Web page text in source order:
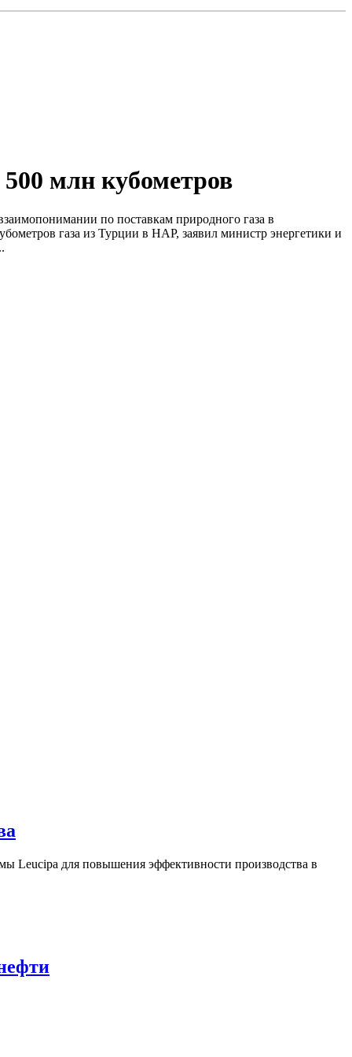
млн кубометров
по поставкам природного газа в
газа из Турции в НАР, заявил министр энергетики и
Leucipa для повышения эффективности производства в